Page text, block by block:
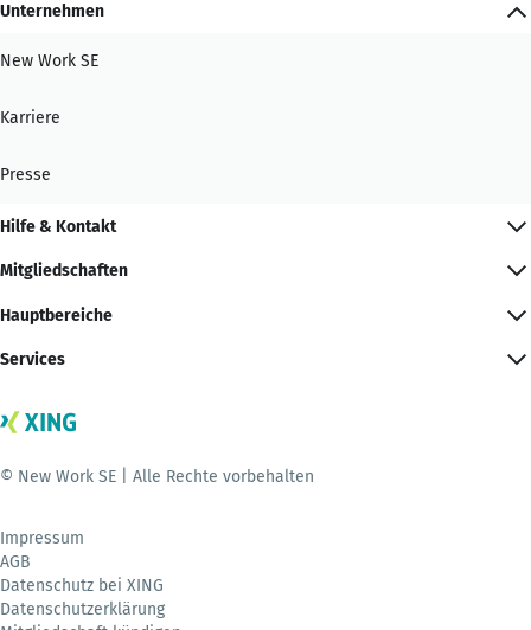
Unternehmen
New Work SE
Karriere
Presse
Hilfe & Kontakt
Mitgliedschaften
Hauptbereiche
Services
© New Work SE | Alle Rechte vorbehalten
Impressum
AGB
Datenschutz bei XING
Datenschutzerklärung